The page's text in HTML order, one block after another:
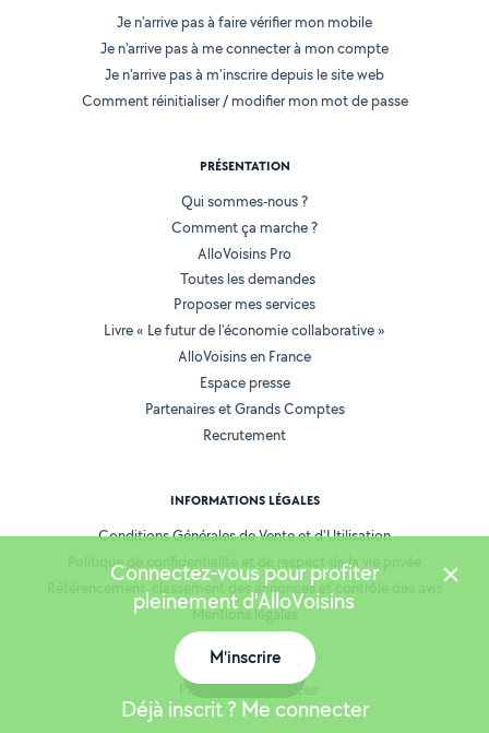
Je n'arrive pas à faire vérifier mon mobile
Je n'arrive pas à me connecter à mon compte
Je n'arrive pas à m'inscrire depuis le site web
Comment réinitialiser / modifier mon mot de passe
PRÉSENTATION
Qui sommes-nous ?
Comment ça marche ?
AlloVoisins Pro
Toutes les demandes
Proposer mes services
Livre « Le futur de l'économie collaborative »
AlloVoisins en France
Espace presse
Partenaires et Grands Comptes
Recrutement
INFORMATIONS LÉGALES
Conditions Générales de Vente et d'Utilisation
Politique de confidentialité et de respect de la vie privée
Référencement, classement des annonces et contrôle des avis
Mentions légales
Location de matériel
Prestation de services
Connectez-vous pour profiter
pleinement d'AlloVoisins
M'inscrire
Déjà inscrit ? Me connecter